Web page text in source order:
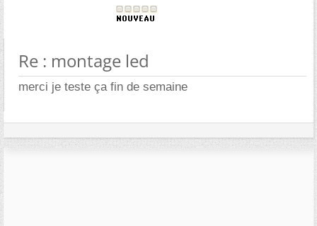
Re : montage led
merci je teste ça fin de semaine